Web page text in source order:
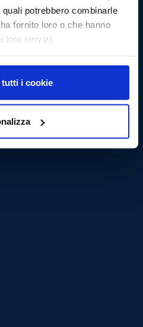
potrebbero combinarle
fornito loro o che hanno
loro servizi.
tutti i cookie